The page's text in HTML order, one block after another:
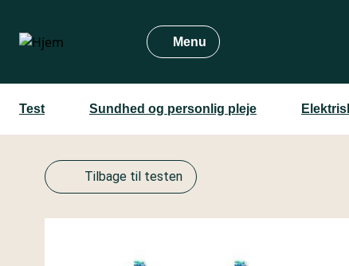
hovedindhold
Menu
Test Sundhed og personlig pleje
Tilbage til testen